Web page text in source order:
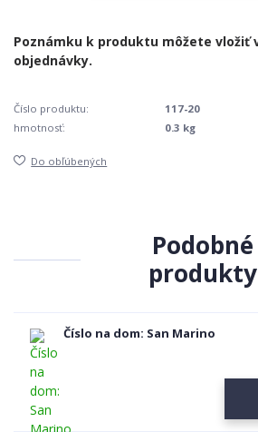
Číslo produktu:
117-20
hmotnosť:
0.3 kg
Do obľúbených
Podobné
produkty
Číslo na dom: San Marino